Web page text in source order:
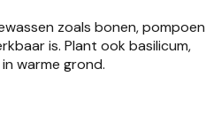
zoals bonen, pompoen
is. Plant ook basilicum,
warme grond.